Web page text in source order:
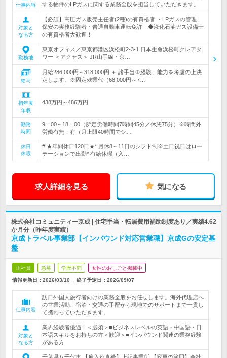
仕事内容
する物件のLPガスに関する業務全般を担当していただきます。
対象と
なる方
【必須】高圧ガス販売主任者(2種)の有資格者 ・LPガスの管理、
保安の実務経験者・普通自動車運転免許 ◆液化石油ガス設備士
の有資格者大歓迎！
勤務地
東京オフィス／東京都港区浜松町2-3-1 日本生命浜松町クレアタ
ワー ＜アクセス＞ JR山手線・京…
給与
月給286,000円～318,000円 ＋ 諸手当※経験、能力を考慮の上決
定します。※固定残業代（68,000円～7…
初年度
年収
438万円～486万円
勤務
時間
9：00～18：00（所定労働時間7時間45分／休憩75分）※時間外
労働有無：有（月上限40時間でシ…
休日
休暇
# ★年間休日120日★* 月休8～11日のシフト制※土日祝日はロー
テーションで出勤* 有給休暇（入…
求人詳細を見る 気になる
株式会社コミュニティー京成 | 住宅手当・転居費用補助制度あり／実績4.62
か月分（昨年度実績）
京成トラベル事業部【インバウンド対応営業職】京成Gの安定基
盤
正社員 急募 学歴不問 女性のおしごと掲載中
情報更新日：2026/03/10 終了予定日： 2026/09/07
仕事内容
訪日外国人旅行者向けの業務全般をお任せします。海外代理店へ
の営業活動、宿泊・交通の手配から現地でのサポートまで一貫し
て携わっていただきます。
対象と
なる方
業界経験者優遇！＜必須＞■ビジネスレベルの英語・中国語・日
本語スキルをお持ちの方＜歓迎＞■インバウンド関連の業務経験
がある方